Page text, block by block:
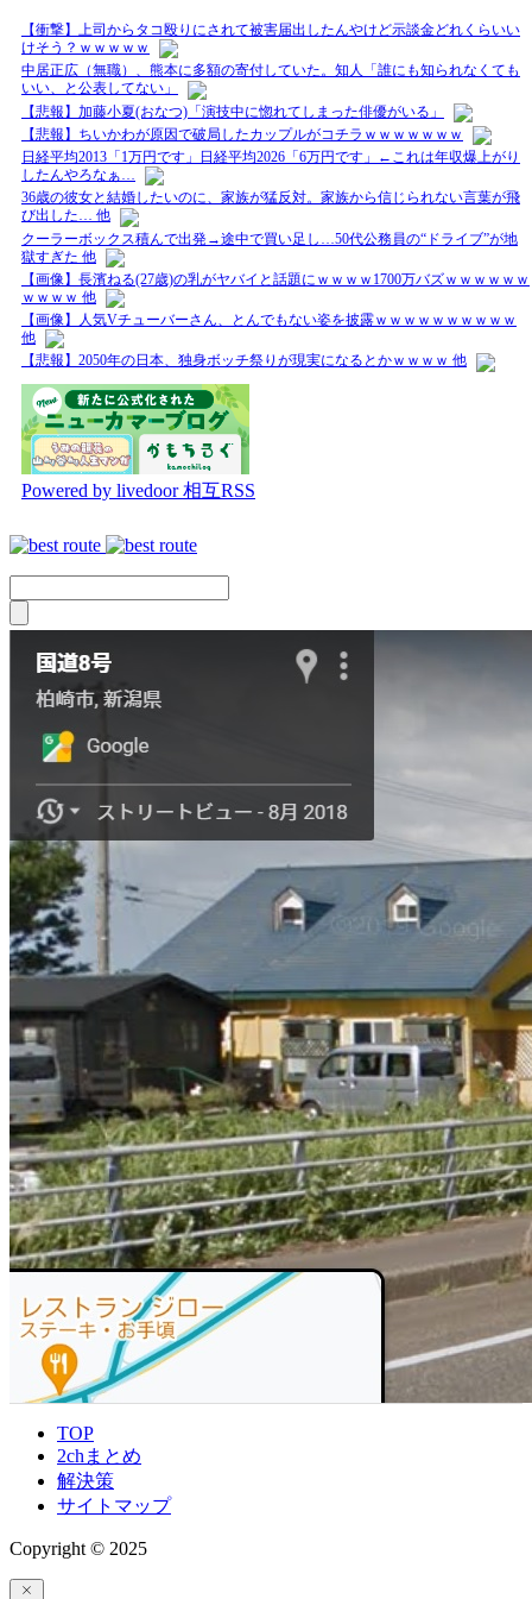
【衝撃】上司からタコ殴りにされて被害届出したんやけど示談金どれくらいい
けそう？ｗｗｗｗｗ
中居正広（無職）、熊本に多額の寄付していた。知人「誰にも知られなくても
いい、と公表してない」
【悲報】加藤小夏(おなつ)「演技中に惚れてしまった俳優がいる」
【悲報】ちいかわが原因で破局したカップルがコチラｗｗｗｗｗｗｗ
日経平均2013「1万円です」日経平均2026「6万円です」←これは年収爆上がり
したんやろなぁ…
36歳の彼女と結婚したいのに、家族が猛反対。家族から信じられない言葉が飛
び出した… 他
クーラーボックス積んで出発→途中で買い足し…50代公務員の“ドライブ”が地
獄すぎた 他
【画像】長濱ねる(27歳)の乳がヤバイと話題にｗｗｗｗ1700万バズｗｗｗｗｗｗ
ｗｗｗｗ 他
【画像】人気Vチューバーさん、とんでもない姿を披露ｗｗｗｗｗｗｗｗｗｗ
他
【悲報】2050年の日本、独身ボッチ祭りが現実になるとかｗｗｗｗ 他
Powered by livedoor 相互RSS
TOP
2chまとめ
解決策
サイトマップ
Copyright © 2025